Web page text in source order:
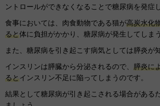
ントロールができなくなることで糖尿病を発症
食事においては、肉食動物である猫が高炭水化
ると体に負担がかかり、糖尿病が発生してしま
また、糖尿病を引き起こす病気としては膵炎が
インスリンは膵臓から分泌されるので、 膵炎に
るとインスリン不足に陥ってしまうのです。
結果として糖尿病が引き起こされる場合がある